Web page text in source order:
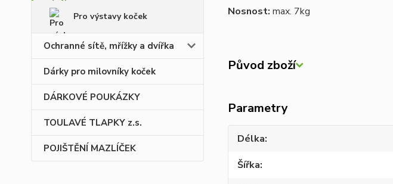
Pro výstavy koček
Ochranné sítě, mřížky a dvířka
Dárky pro milovníky koček
DÁRKOVÉ POUKÁZKY
TOULAVÉ TLAPKY z.s.
POJIŠTĚNÍ MAZLÍČEK
Nosnost: max. 7kg
Původ zboží
Parametry
Délka
Šířka